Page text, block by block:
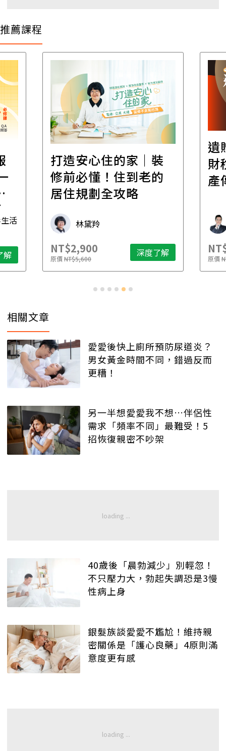
推薦課程
活
解
打造安心住的家｜裝
修前必懂！住到老的
居住規劃全攻略
林黛羚
NT$2,900
原價NT$5,600 深度了解
遺
財
產
原價
相關文章
愛愛後快上廁所預防尿道炎？
男女黃金時間不同，錯過反而
更糟！
另一半想愛愛我不想…伴侶性
需求「頻率不同」最難受！5
招恢復親密不吵架
40歲後「晨勃減少」別輕忽！
不只壓力大，勃起失調恐是3慢
性病上身
銀髮族談愛愛不尷尬！維持親
密關係是「護心良藥」4原則滿
意度更有感